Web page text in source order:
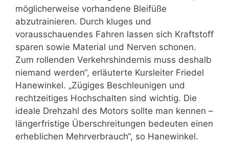
möglicherweise vorhandene Bleifüße
abzutrainieren. Durch kluges und
vorausschauendes Fahren lassen sich Kraftstoff
sparen sowie Material und Nerven schonen.
Zum rollenden Verkehrshindernis muss deshalb
niemand werden“, erläuterte Kursleiter Friedel
Hanewinkel. „Zügiges Beschleunigen und
rechtzeitiges Hochschalten sind wichtig. Die
ideale Drehzahl des Motors sollte man kennen –
längerfristige Überschreitungen bedeuten einen
erheblichen Mehrverbrauch“, so Hanewinkel.